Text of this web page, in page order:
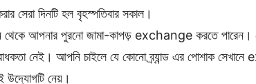
সেরা দিনটি হল বৃহস্পতিবার সকাল।
থেকে আপনার পুরনো জামা-কাপড় exchange করতে পারেন।
নেই। আপনি চাইলে যে কোনো ব্র্যান্ড এর পোশাক
নেয়।